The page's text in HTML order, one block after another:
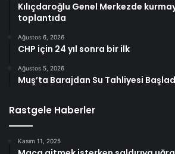
Kılıçdaroğlu Genel Merkezde
toplantıda
Ağustos 6, 2026
CHP için 24 yıl sonra bir ilk
Ağustos 5, 2026
Muş’ta Barajdan Su Tahliyesi
Rastgele Haberler
Kasım 11, 2025